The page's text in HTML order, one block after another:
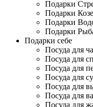
Подарки
Подарки
Подарки
Подарки
Подарки себе
Посуда для
Посуда для
Посуда для
Посуда для
Посуда для
Посуда для
Посуда для